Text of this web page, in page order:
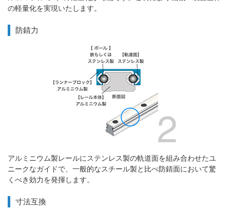
の軽量化を実現いたします。
防錆力
アルミニウム製レールにステンレス製の軌道面を組み合わせたユ
ニークなガイドで、一般的なスチール製と比べ防錆面において驚
くべき効力を発揮します。
寸法互換